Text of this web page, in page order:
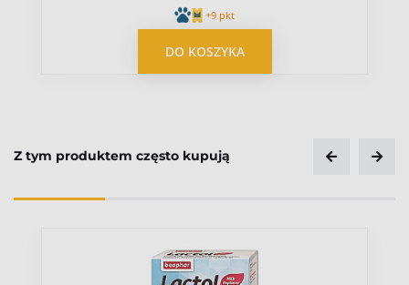
OPUBLIKUJ OPINIĘ
+9 pkt
DO KOSZYKA
Z tym produktem często kupują